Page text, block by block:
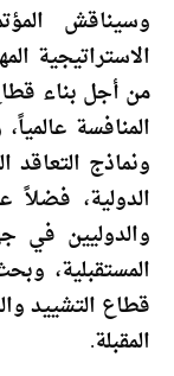
وسيناقش
الاستراتيجية
من أجل بناء
المنافسة
ونماذج التعاقد
الدولية،
والدوليين في
المستقبلية،
قطاع التشييد
المقبلة.